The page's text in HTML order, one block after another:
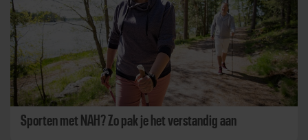
Sporten met NAH? Zo pak je het verstandig aan